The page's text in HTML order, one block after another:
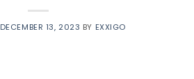
DECEMBER 13, 2023 BY EXXIGO